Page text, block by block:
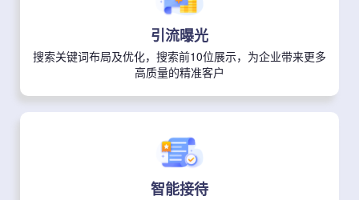
引流曝光
搜索关键词布局及优化，搜索前10位展示，为企业带来更多
高质量的精准客户
智能接待